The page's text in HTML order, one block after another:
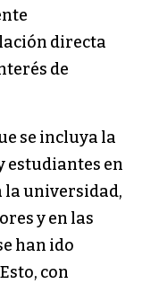
directa
de
se incluya la
estudiantes en
la universidad,
y en las
han ido
con